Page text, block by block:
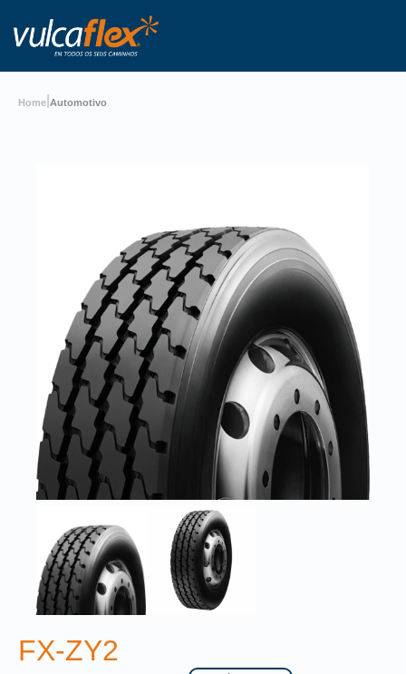
Home Automotivo
FX-ZY2